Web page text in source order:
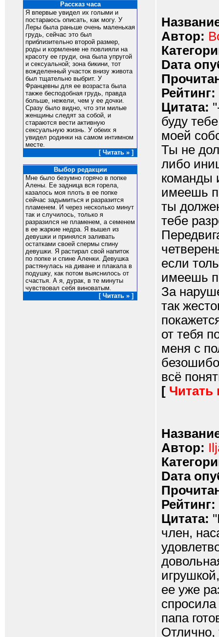
Рассказ часа
Я впервые увидел их голыми и
постараюсь описать, как могу. У
Леры была раньше очень маленькая
грудь, сейчас это был
приблизительно второй размер,
роды и кормление не повлияли на
красоту ее груди, она была упругой
и сексуальной; зона бикини, тот
вожделенный участок внизу живота
был тщательно выбрит. У
Францевны для ее возраста была
также бесподобная грудь, правда
больше, нежели, чем у ее дочки.
Сразу было видно, что эти милые
женщины следят за собой, и
стараются вести активную
сексуальную жизнь. У обеих я
увидел родинки на самом интимном
месте.
[ Читать » ]
Выбор редакции
Мне было безумно горячо в попке
Алены. Ее задница вся горела,
казалось моя плоть в ее попке
сейчас задымиться и разразится
пламенем. И через несколько минут
так и случилось, только я
разразился не пламенем, а семенем
в ее жаркие недра. Я вышел из
девушки и принялся заливать
остатками своей спермы спину
девушки. Я растирал свой напиток
по попке и спине Аленки. Девушка
растянулась на диване и плакала в
подушку, как потом выяснилось от
счастья. А я, дурак, в те минуты
чувствовал себя виноватым.
[ Читать » ]
Автор:
Dата
Рейтинг:
Цитата:
буду
моей
Ты не
либо
команды
имеешь
ты
тебе
если
имеешь
За
так
от тебя
меня с
всё
[ Читать
Автор:
Dата
Рейтинг:
Цитата:
член,
ее уже
папа
Отлично,